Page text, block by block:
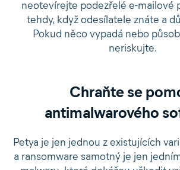
neotevírejte podezřelé e-mailové
tehdy, když odesílatele znáte a
Pokud něco vypadá nebo
neriskujte.
Chraňte se
antimalwarového
Petya je jen jednou z existujících
a ransomware samotný je jen